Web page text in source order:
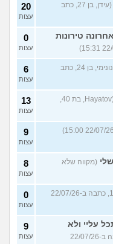
(עידן, בן 27, כתב
20
עצות
טירונות
0
עצות
(אנונימי, בן 24, כתב
6
עצות
(Hayatov, בת 40,
13
עצות
9
עצות
(מקווה שלא
8
עצות
(אנונימי, בת 18, כתבה ב-22/07/26
0
עצות
עליי ולא
(כינוי, בת 26, כתבה ב-22/07/26
9
עצות